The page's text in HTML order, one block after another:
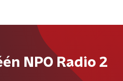
NPO Radio 2